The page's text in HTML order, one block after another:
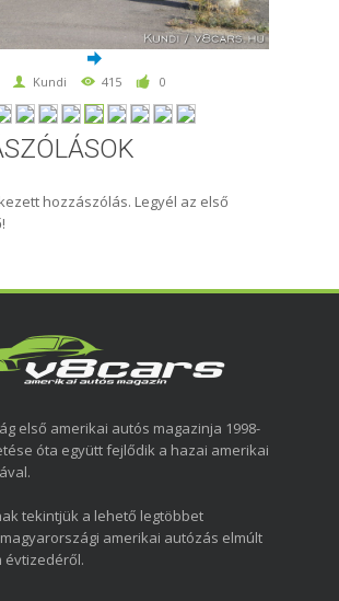
Kundi 415 0
hozzászólás. Legyél az első
első amerikai autós magazinja 1998-
óta együtt fejlődik a hazai amerikai
tekintjük a lehető legtöbbet
amerikai autózás elmúlt
évtizedéről.